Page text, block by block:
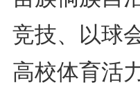
竞技、以球
高校体育活